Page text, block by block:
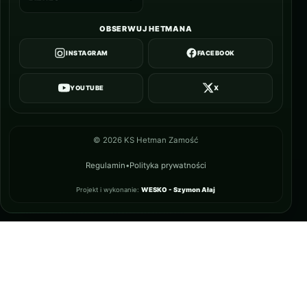
OBSERWUJ HETMANA
INSTAGRAM FACEBOOK
YOUTUBE X
© 2026 KS Hetman Zamość
Regulamin•Polityka prywatności
Projekt i wykonanie:WESKO - Szymon Ałaj